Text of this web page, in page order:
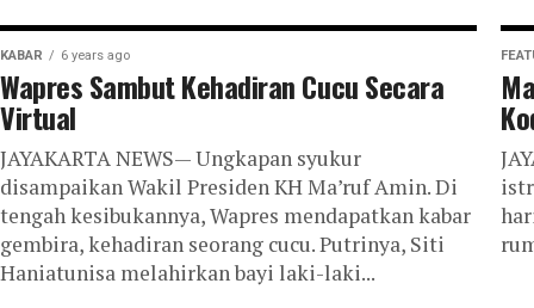
KABAR 6 years ago
Wapres Sambut Kehadiran Cucu Secara
Virtual
JAYAKARTA NEWS— Ungkapan syukur
disampaikan Wakil Presiden KH Ma’ruf Amin. Di
tengah kesibukannya, Wapres mendapatkan kabar
gembira, kehadiran seorang cucu. Putrinya, Siti
Haniatunisa melahirkan bayi laki-laki...